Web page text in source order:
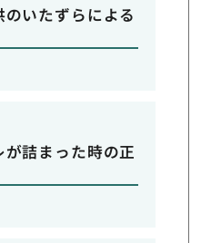
いたずらによる
詰まった時の正